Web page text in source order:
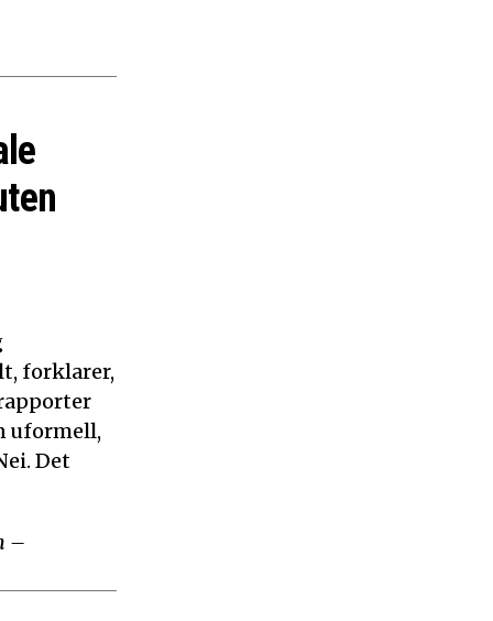
forklarer,
uformell,
Det
–